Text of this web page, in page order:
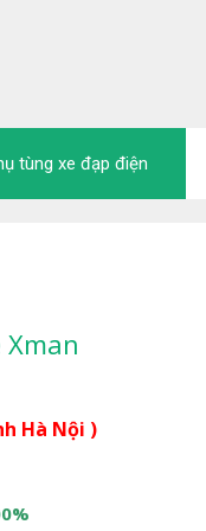
tùng xe đạp điện
Xman
Hà Nội )